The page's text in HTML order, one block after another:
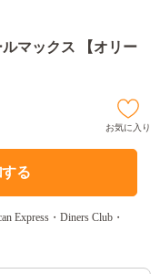
マックス 【オリー
お気に入り
る
Express・Diners Club・